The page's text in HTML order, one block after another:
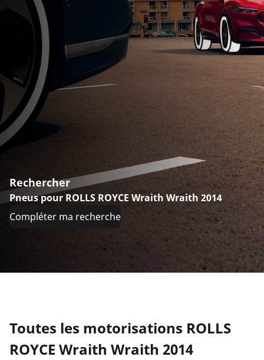
Rechercher
Pneus pour ROLLS ROYCE Wraith Wraith 2014
Compléter ma recherche
Toutes les motorisations ROLLS
ROYCE Wraith Wraith 2014